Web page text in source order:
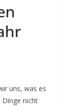
uns, was es
Dinge nicht